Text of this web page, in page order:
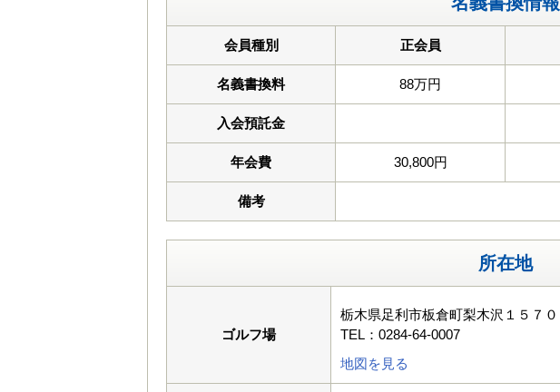
会員種別 正会員
名義書換料 88万円
入会預託金
年会費 30,800円
備考
所在地
ゴルフ場
栃木県足利市板倉町梨木沢１５７０
TEL：0284-64-0007
地図を見る